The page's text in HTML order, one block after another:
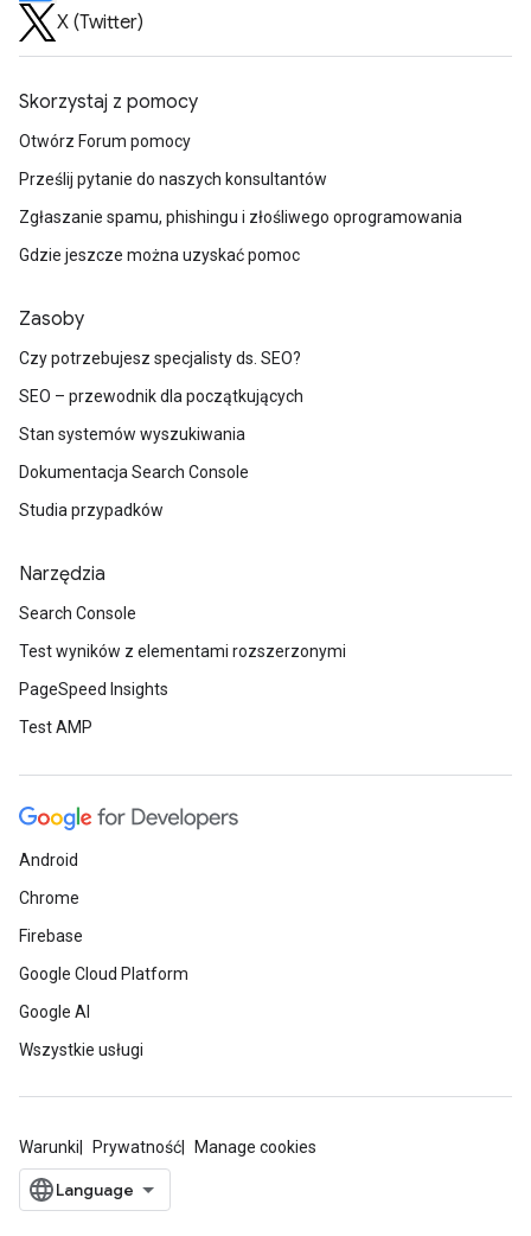
X (Twitter)
Skorzystaj z pomocy
Otwórz Forum pomocy
Prześlij pytanie do naszych konsultantów
Zgłaszanie spamu, phishingu i złośliwego oprogramowania
Gdzie jeszcze można uzyskać pomoc
Zasoby
Czy potrzebujesz specjalisty ds. SEO?
SEO – przewodnik dla początkujących
Stan systemów wyszukiwania
Dokumentacja Search Console
Studia przypadków
Narzędzia
Search Console
Test wyników z elementami rozszerzonymi
PageSpeed Insights
Test AMP
Android
Chrome
Firebase
Google Cloud Platform
Google AI
Wszystkie usługi
Warunki Prywatność Manage cookies